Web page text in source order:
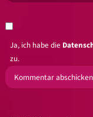
Ja, ich habe die
zu.